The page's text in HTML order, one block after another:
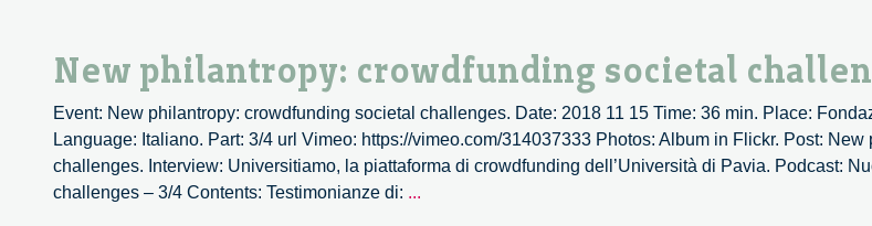
4/4
New philantropy: crowdfunding societal
Event: New philantropy: crowdfunding societal challenges. Date: 2018 11 15 Time: 36 min. Place:
Language: Italiano. Part: 3/4 url Vimeo: https://vimeo.com/314037333 Photos: Album in Flickr. Post:
challenges. Interview: Universitiamo, la piattaforma di crowdfunding dell’Università di Pavia. Podcast:
challenges – 3/4 Contents: Testimonianze di: ...